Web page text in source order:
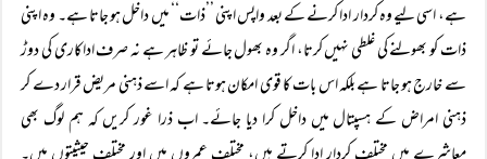
ہے، اسی لیے وہ کردار ادا کرنے کے بعد واپس اپنی ’’ذات‘‘ میں داخل ہو جاتا ہے۔ وہ اپنی
ذات کو بھولنے کی غلطی نہیں کرتا، اگر وہ بھول جائے تو ظاہر ہے نہ صرف اداکاری کی دوڑ
سے خارج ہو جاتا ہے بلکہ اس بات کا قوی امکان ہوتا ہے کہ اسے ذہنی مریض قرار دے کر
ذہنی امراض کے ہسپتال میں داخل کرا دیا جائے۔ اب ذرا غور کریں کہ ہم لوگ بھی